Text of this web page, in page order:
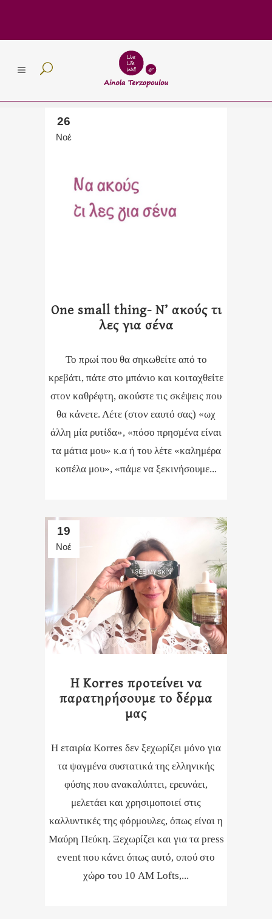
26
Νοέ
One small thing- Ν’ ακούς τι
λες για σένα
Το πρωί που θα σηκωθείτε από το
κρεβάτι, πάτε στο μπάνιο και κοιταχθείτε
στον καθρέφτη, ακούστε τις σκέψεις που
θα κάνετε. Λέτε (στον εαυτό σας) «ωχ
άλλη μία ρυτίδα», «πόσο πρησμένα είναι
τα μάτια μου» κ.α ή του λέτε «καλημέρα
κοπέλα μου», «πάμε να ξεκινήσουμε...
19
Νοέ
H Korres προτείνει να
παρατηρήσουμε το δέρμα
μας
Η εταιρία Korres δεν ξεχωρίζει μόνο για
τα ψαγμένα συστατικά της ελληνικής
φύσης που ανακαλύπτει, ερευνάει,
μελετάει και χρησιμοποιεί στις
καλλυντικές της φόρμουλες, όπως είναι η
Μαύρη Πεύκη. Ξεχωρίζει και για τα press
event που κάνει όπως αυτό, οπού στο
χώρο του 10 AM Lofts,...